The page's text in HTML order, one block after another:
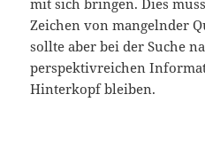
mit sich bringen. Dies
Zeichen von mangelnder
sollte aber bei der Suche
perspektivreichen
Hinterkopf bleiben.